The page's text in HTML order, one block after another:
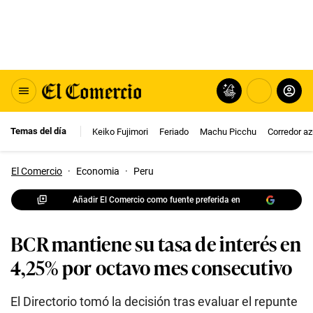
Temas del día Keiko Fujimori Feriado Machu Picchu Corredor
El Comercio · Economia · Peru
Añadir El Comercio como fuente preferida en
BCR mantiene su tasa de interés en
4,25% por octavo mes consecutivo
El Directorio tomó la decisión tras evaluar el repunte